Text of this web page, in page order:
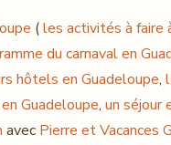
(les activités à faire
du carnaval en
hôtels en Guadeloupe,
Guadeloupe, un séjour
avec Pierre et Vacances